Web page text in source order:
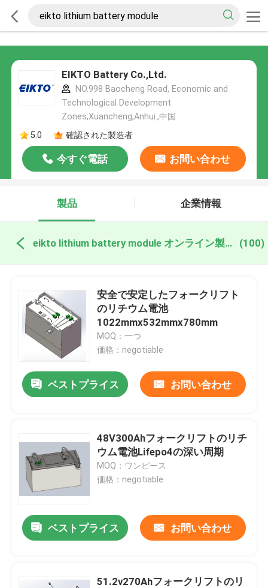
EIKTO Battery Co.,Ltd.
NO.998 Baocheng Road, Economic and
Technological Development
Zones,Xuancheng,Anhui.,中国
5.0
確認された製造者
今すぐ電話 お問い合わせ
製品 企業情報
eikto lithium battery module オンライン製造 (100)
安全で安定したフォークリフト
のリチウム電池
1022mmx532mmx780mm
MOQ：一つ
価格：negotiable
ベストプライス お問い合わせ
48V300Ahフォークリフトのリチ
ウム電池Lifepo4の深い周期
MOQ：ワンピース
価格：negotiable
ベストプライス お問い合わせ
51.2v270Ahフォークリフトのリ